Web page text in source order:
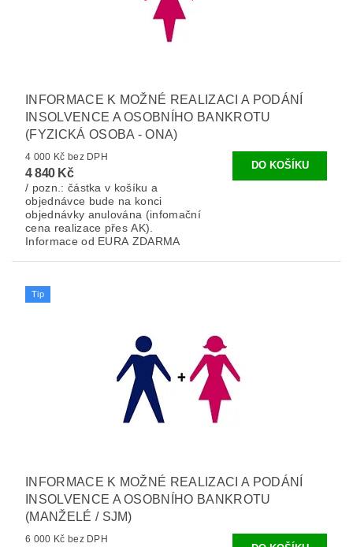
INFORMACE K MOŽNÉ REALIZACI A PODÁNÍ
INSOLVENCE A OSOBNÍHO BANKROTU
(FYZICKÁ OSOBA - ONA)
4 000 Kč bez DPH
4 840 Kč
/ pozn.: částka v košíku a
objednávce bude na konci
objednávky anulována (infomační
cena realizace přes AK).
Informace od EURA ZDARMA
Tip
INFORMACE K MOŽNÉ REALIZACI A PODÁNÍ
INSOLVENCE A OSOBNÍHO BANKROTU
(MANŽELÉ / SJM)
6 000 Kč bez DPH